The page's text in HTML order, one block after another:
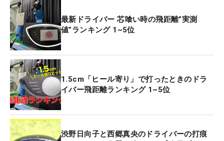
最新ドライバー 芯喰い時の飛距離”実測
値”ランキング 1~5位
1.5cm「ヒール寄り」で打ったときのドラ
イバー飛距離ランキング 1~5位
渋野日向子と西郷真央のドライバーの打痕